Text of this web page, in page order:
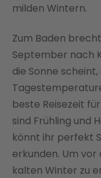
milden Wintern.
Zum Baden
September nach
die Sonne
beste Reisezeit
sind Frühling und
könnt ihr perfekt
erkunden. Um
kalten Winter zu